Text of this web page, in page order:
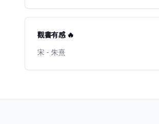
觀書有感 🔥
宋 - 朱熹